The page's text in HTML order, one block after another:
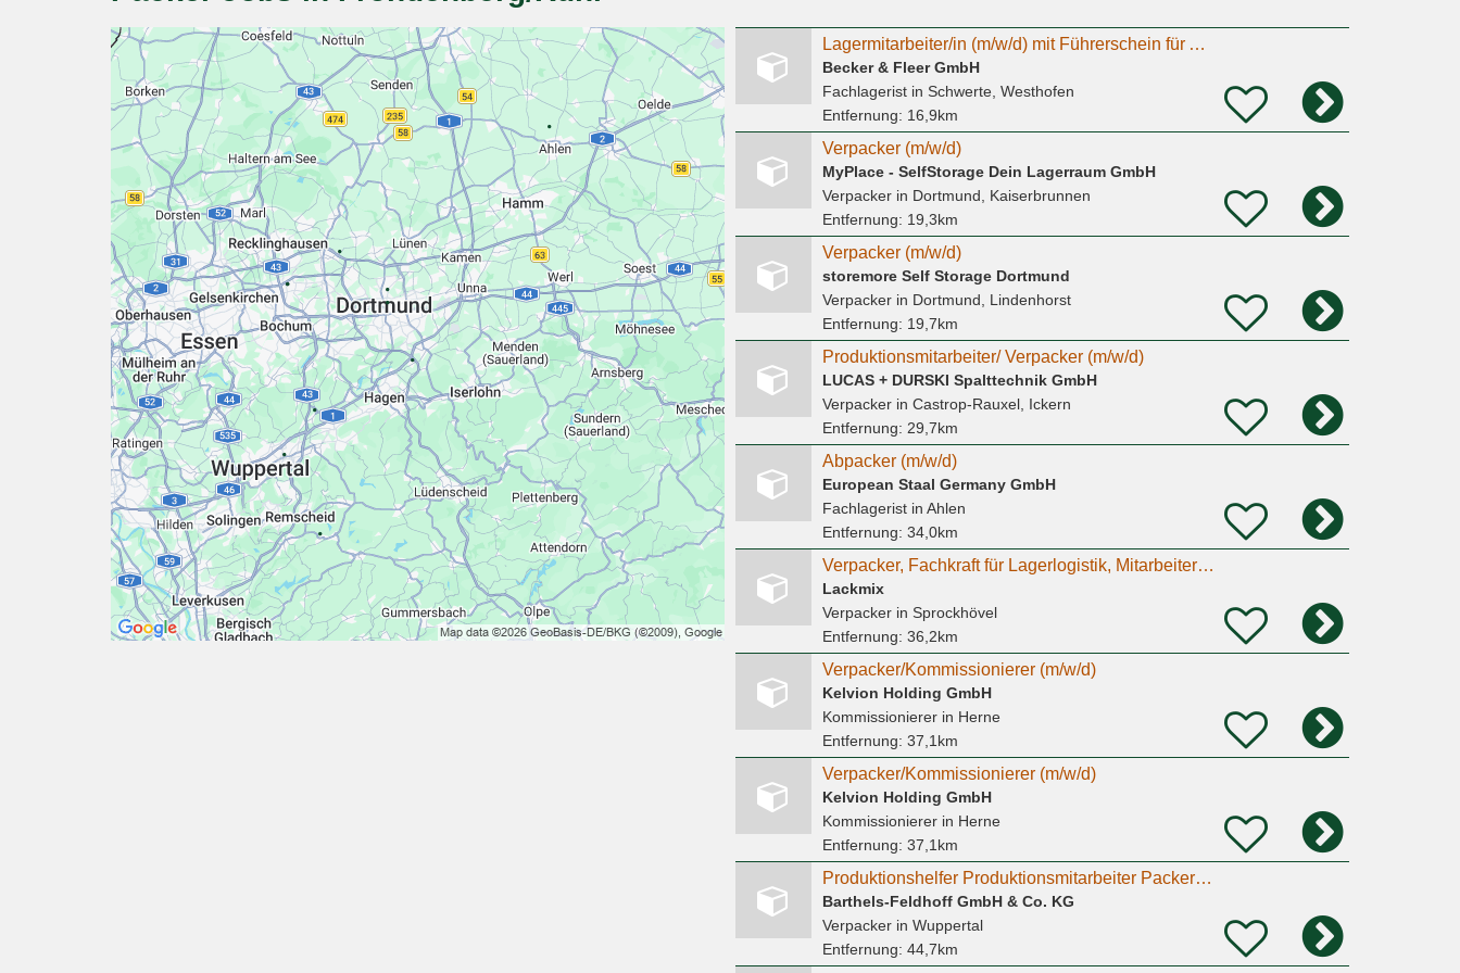
Lagermitarbeiter/in (m/w/d) mit Führerschein für Auslieferungsfahrten in Schwerte gesucht!
Becker & Fleer GmbH
Fachlageristin Schwerte, Westhofen
Entfernung: 16,9km
Verpacker (m/w/d)
MyPlace - SelfStorage Dein Lagerraum GmbH
Verpackerin Dortmund, Kaiserbrunnen
Entfernung: 19,3km
Verpacker (m/w/d)
storemore Self Storage Dortmund
Verpackerin Dortmund, Lindenhorst
Entfernung: 19,7km
Produktionsmitarbeiter/ Verpacker (m/w/d)
LUCAS + DURSKI Spalttechnik GmbH
Verpackerin Castrop-Rauxel, Ickern
Entfernung: 29,7km
Abpacker (m/w/d)
European Staal Germany GmbH
Fachlageristin Ahlen
Entfernung: 34,0km
Verpacker, Fachkraft für Lagerlogistik, Mitarbeiter in Produktion. Minijob, Teilzeit, Vollzeit.
Lackmix
Verpackerin Sprockhövel
Entfernung: 36,2km
Verpacker/Kommissionierer (m/w/d)
Kelvion Holding GmbH
Kommissioniererin Herne
Entfernung: 37,1km
Verpacker/Kommissionierer (m/w/d)
Kelvion Holding GmbH
Kommissioniererin Herne
Entfernung: 37,1km
Produktionshelfer Produktionsmitarbeiter Packer (m/w/d)
Barthels-Feldhoff GmbH & Co. KG
Verpackerin Wuppertal
Entfernung: 44,7km